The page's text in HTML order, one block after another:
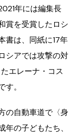
年には編集長
賞を受賞したロシ
書は、同紙に17年
シアでは攻撃の対
エレーナ・コス
。
の自動車道で〈身
の子どもたち、